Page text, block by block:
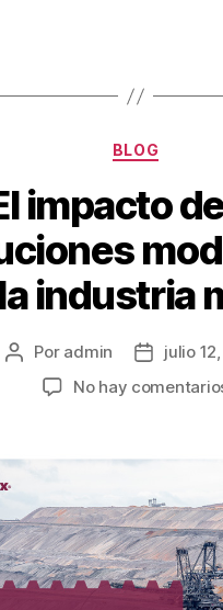
BLOG
impacto
industria
Por admin
julio
No hay